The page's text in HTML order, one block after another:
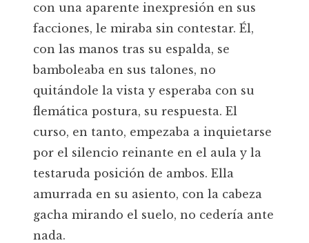
con una aparente inexpresión en sus
facciones, le miraba sin contestar. Él,
con las manos tras su espalda, se
bamboleaba en sus talones, no
quitándole la vista y esperaba con su
flemática postura, su respuesta. El
curso, en tanto, empezaba a inquietarse
por el silencio reinante en el aula y la
testaruda posición de ambos. Ella
amurrada en su asiento, con la cabeza
gacha mirando el suelo, no cedería ante
nada.